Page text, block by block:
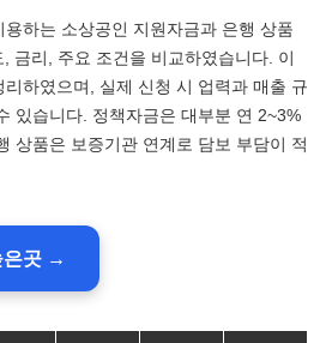
하는 소상공인 지원자금과 은행 상품
금리, 주요 조건을 비교하였습니다. 이
하였으며, 실제 신청 시 업력과 매출 규
있습니다. 정책자금은 대부분 연 2~3%
상품은 보증기관 연계로 담보 부담이 적
은곳 →